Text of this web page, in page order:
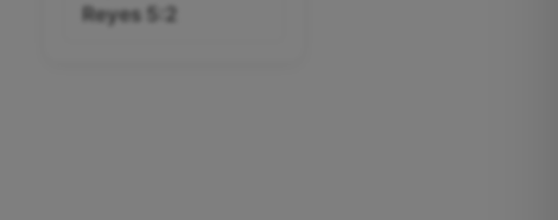
Reyes 5:2